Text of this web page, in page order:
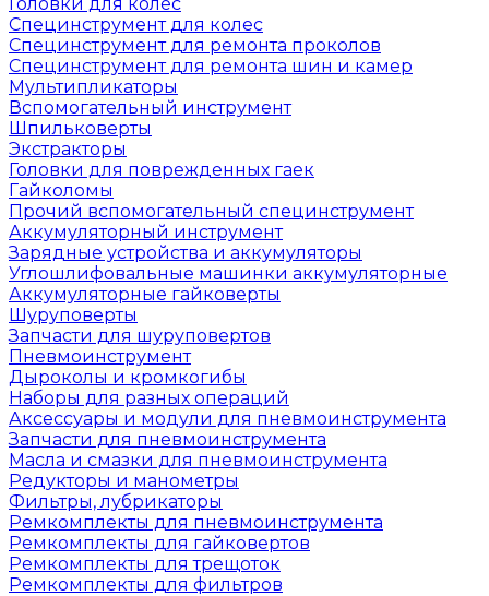
Специнструмент для колес
Специнструмент для ремонта проколов
Специнструмент для ремонта шин и камер
Мультипликаторы
Вспомогательный инструмент
Шпильковерты
Экстракторы
Головки для поврежденных гаек
Гайколомы
Прочий вспомогательный специнструмент
Аккумуляторный инструмент
Зарядные устройства и аккумуляторы
Углошлифовальные машинки аккумуляторные
Аккумуляторные гайковерты
Шуруповерты
Запчасти для шуруповертов
Пневмоинструмент
Дыроколы и кромкогибы
Наборы для разных операций
Аксессуары и модули для пневмоинструмента
Запчасти для пневмоинструмента
Масла и смазки для пневмоинструмента
Редукторы и манометры
Фильтры, лубрикаторы
Ремкомплекты для пневмоинструмента
Ремкомплекты для гайковертов
Ремкомплекты для трещоток
Ремкомплекты для фильтров